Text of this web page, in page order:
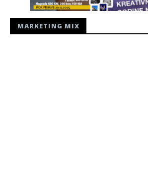
MARKETING MIX